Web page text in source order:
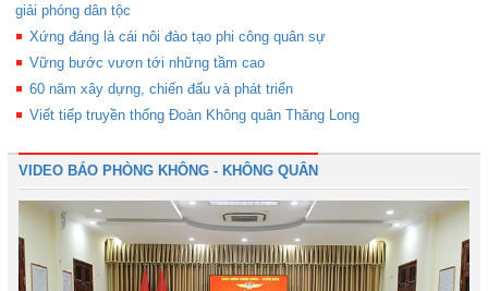
giải phóng dân tộc
Xứng đáng là cái nôi đào tạo phi công quân sự
Vững bước vươn tới những tầm cao
60 năm xây dựng, chiến đấu và phát triển
Viết tiếp truyền thống Đoàn Không quân Thăng Long
VIDEO BÁO PHÒNG KHÔNG - KHÔNG QUÂN